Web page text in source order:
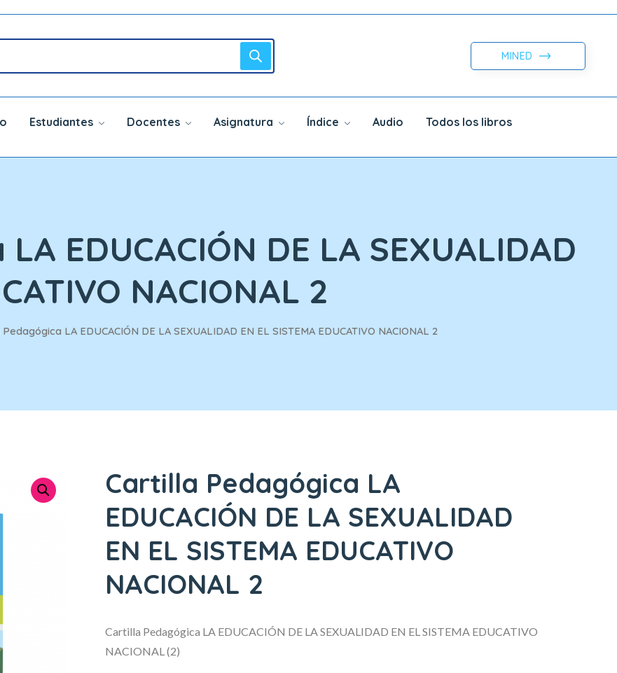
MINED
Estudiantes Docentes Asignatura Índice Audio Todos los libros
EDUCACIÓN DE LA SEXUALIDAD
NACIONAL 2
LA EDUCACIÓN DE LA SEXUALIDAD EN EL SISTEMA EDUCATIVO NACIONAL 2
Cartilla Pedagógica LA
EDUCACIÓN DE LA SEXUALIDAD
EN EL SISTEMA EDUCATIVO
NACIONAL 2
Cartilla Pedagógica LA EDUCACIÓN DE LA SEXUALIDAD EN EL SISTEMA EDUCATIVO
NACIONAL (2)